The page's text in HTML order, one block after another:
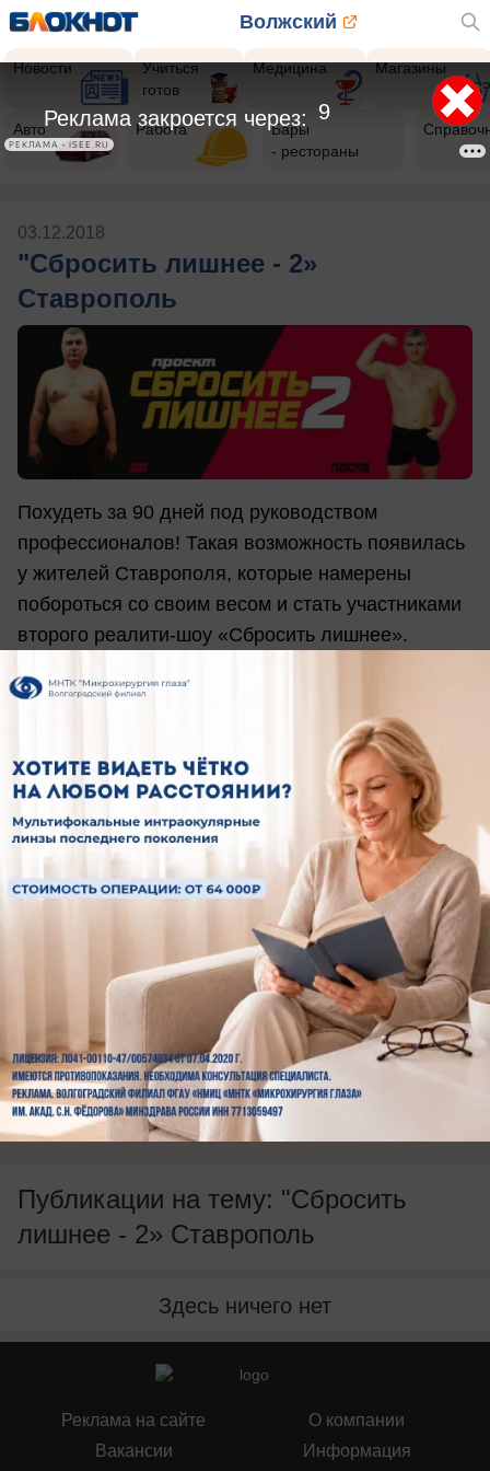
Волжский
Новости
Учиться
готов
Медицина Магазины
Авто Работа
Бары
- рестораны
03.12.2018
"Сбросить лишнее - 2»
Ставрополь
Похудеть за 90 дней под руководством
профессионалов! Такая возможность появилась
у жителей Ставрополя, которые намерены
побороться со своим весом и стать участниками
второго реалити-шоу «Сбросить лишнее».
Приняв участие в шоу вы измените свою жизнь:
научитесь правильно питаться, получите
профессиональную помощь экспертов, получите
доступ к одному из лучших тренажерных залов
города, станете здоровыми и
привлекательными. Вас ждут тренировки под
руководством опытного тренера, контроль
питания под присмотром специалиста-диетолога
и увлекательные испытания от "Блокнота
Ставрополя".
Будь в курсе событий!
Подпишисьна нас в телеграм
Публикации на тему: "Сбросить
лишнее - 2» Ставрополь
Здесь ничего нет
Реклама на сайте
Вакансии
О компании
Информация
9
Реклама закроется через:
РЕКЛАМА • ISEE.RU